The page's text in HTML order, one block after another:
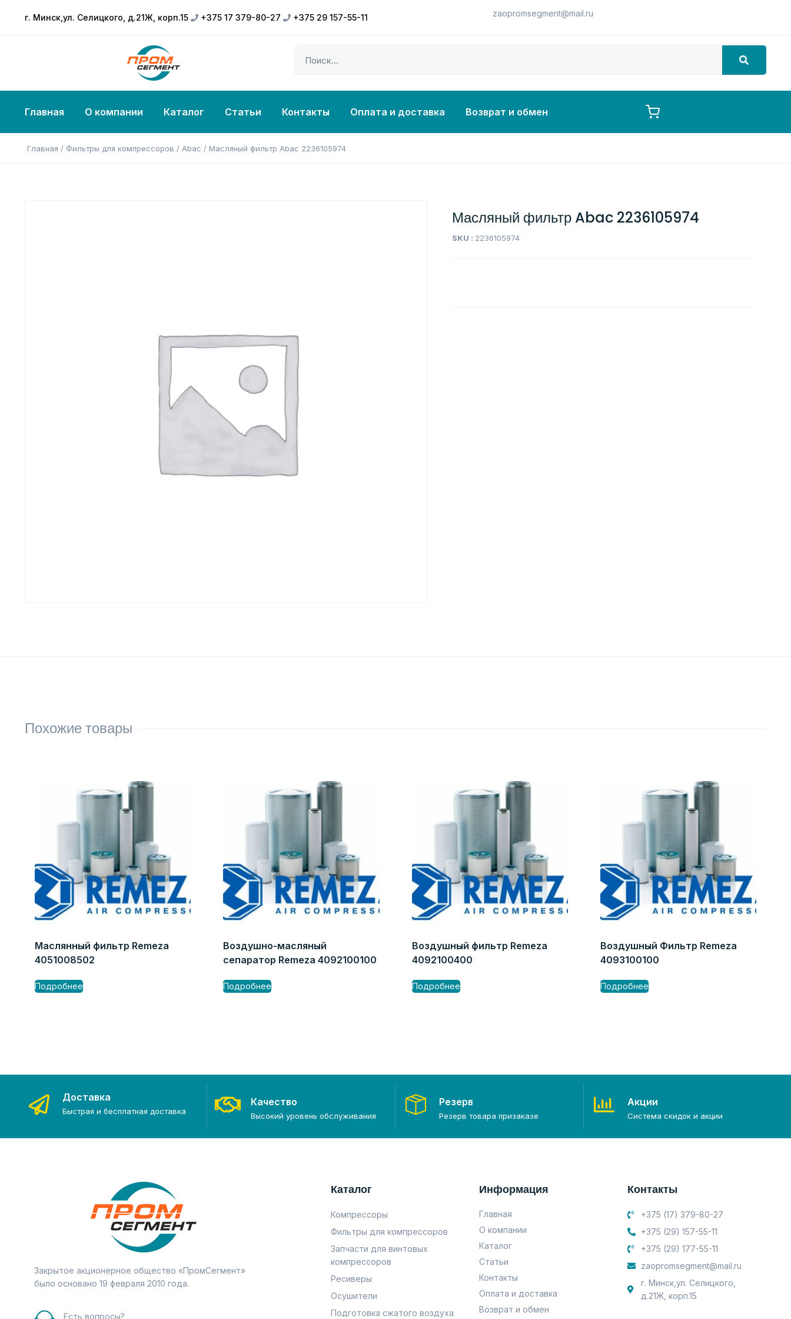
г. Минск,ул. Селицкого, д.21Ж, корп.15 +375 17 379-80-27 +375 29 157-55-11 zaopromsegment@mail.ru
Главная О компании Каталог Статьи Контакты Оплата и доставка Возврат и обмен
Главная / Фильтры для компрессоров / Abac / Масляный фильтр Abac 2236105974
Масляный фильтр Abac 2236105974
SKU : 2236105974
Похожие товары
Маслянный фильтр Remeza
4051008502
Подробнее
Воздушно-масляный
сепаратор Remeza 4092100100
Подробнее
Воздушный фильтр Remeza
4092100400
Подробнее
Воздушный Фильтр Remeza
4093100100
Подробнее
Доставка
Быстрая и бесплатная доставка
Качество
Высокий уровень обслуживания
Резерв
Резерв товара призаказе
Акции
Система скидок и акции
Закрытое акционерное общество «ПромСегмент»
было основано 19 февраля 2010 года.
Есть вопросы?
Каталог
Компрессоры
Фильтры для компрессоров
Запчасти для винтовых
компрессоров
Ресиверы
Осушители
Подготовка сжатого воздуха
Информация
Главная
О компании
Каталог
Статьи
Контакты
Оплата и доставка
Возврат и обмен
Контакты
+375 (17) 379-80-27
+375 (29) 157-55-11
+375 (29) 177-55-11
zaopromsegment@mail.ru
г. Минск,ул. Селицкого,
д.21Ж, корп.15